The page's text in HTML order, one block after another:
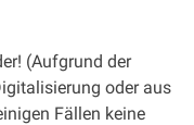
(Aufgrund der
oder aus
Fällen keine